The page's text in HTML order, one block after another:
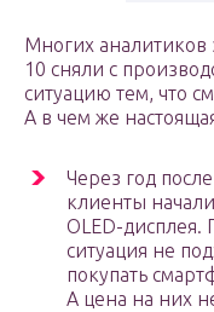
Многих аналитиков
10 сняли с
ситуацию тем, что
А в чем же
Через год
клиенты
OLED-дисплея.
ситуация не
покупать
А цена на них